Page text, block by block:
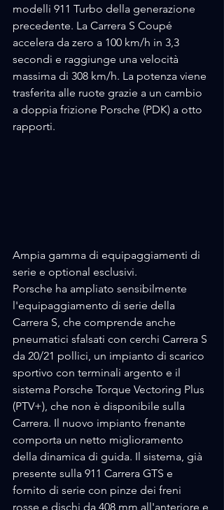
modelli 911 Turbo della generazione
precedente. La Carrera S Coupé
accelera da zero a 100 km/h in 3,3
secondi e raggiunge una velocità
massima di 308 km/h. La potenza viene
trasferita alle ruote grazie a un cambio
a doppia frizione Porsche (PDK) a otto
rapporti.
Ampia gamma di equipaggiamenti di
serie e optional esclusivi.
Porsche ha ampliato sensibilmente
l'equipaggiamento di serie della
Carrera S, che comprende anche
pneumatici sfalsati con cerchi Carrera S
da 20/21 pollici, un impianto di scarico
sportivo con terminali argento e il
sistema Porsche Torque Vectoring Plus
(PTV+), che non è disponibile sulla
Carrera. Il nuovo impianto frenante
comporta un netto miglioramento
della dinamica di guida. Il sistema, già
presente sulla 911 Carrera GTS e
fornito di serie con pinze dei freni
rosse e dischi da 408 mm all'anteriore e